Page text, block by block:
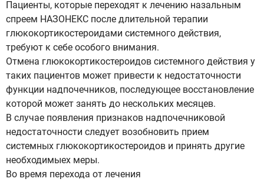
Пациенты, которые переходят к лечению назальным
спреем НАЗОНЕКС после длительной терапии
глюкокортикостероидами системного действия,
требуют к себе особого внимания.
Отмена глюкокортикостероидов системного действия у
таких пациентов может привести к недостаточности
функции надпочечников, последующее восстановление
которой может занять до нескольких месяцев.
В случае появления признаков надпочечниковой
недостаточности следует возобновить прием
системных глюкокортикостероидов и принять другие
необходимыех меры.
Во время перехода от лечения